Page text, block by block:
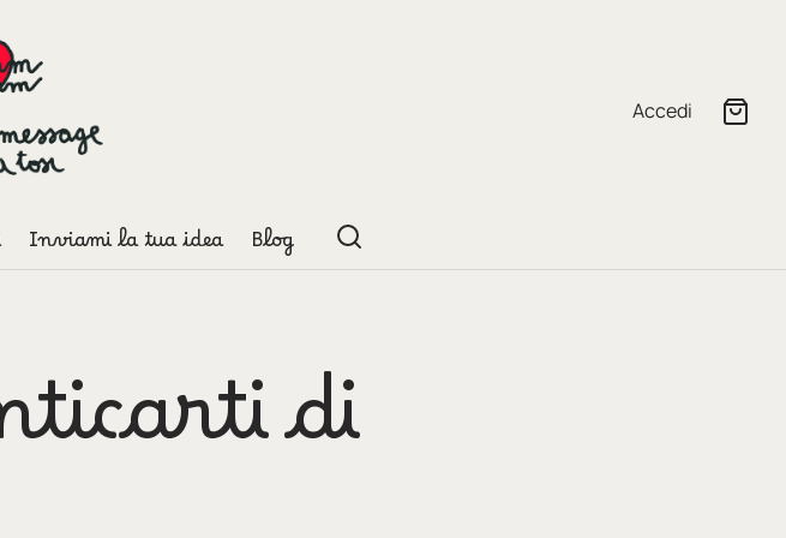
Accedi
Inviami la tua idea Blog
di